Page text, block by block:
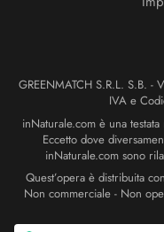
GREENMATCH S.R.L. S.B. -
IVA e
inNaturale.com è una
Eccetto dove
inNaturale.com sono
Quest’opera è distribuita
Non commerciale - Non